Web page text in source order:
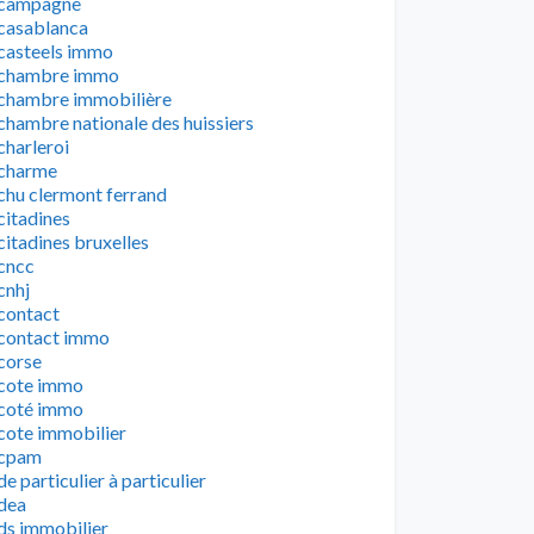
immo
immo
immobilière
nationale des huissiers
clermont ferrand
bruxelles
immo
immo
immo
immobilier
particulier à particulier
immobilier